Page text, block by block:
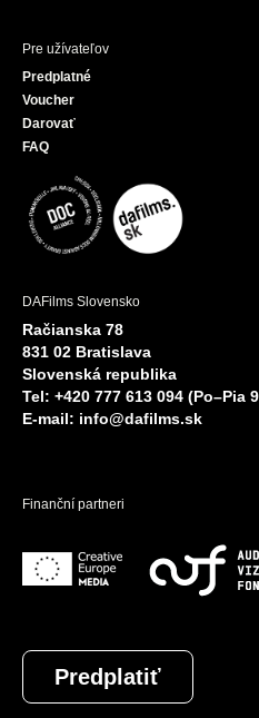
Pre užívateľov
Predplatné
Voucher
Darovať
FAQ
DAFilms Slovensko
Račianska 78
831 02 Bratislava
Slovenská republika
Tel: +420 777 613 094 (Po–Pia
E-mail: info@dafilms.sk
Finanční partneri
Predplatiť